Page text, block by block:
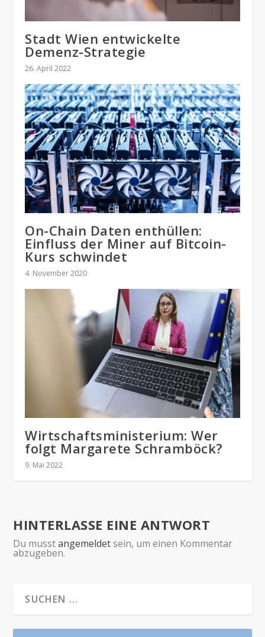
Stadt Wien entwickelte
Demenz-Strategie
26. April 2022
On-Chain Daten enthüllen:
Einfluss der Miner auf Bitcoin-
Kurs schwindet
4. November 2020
Wirtschaftsministerium: Wer
folgt Margarete Schramböck?
9. Mai 2022
HINTERLASSE EINE ANTWORT
Du musstangemeldetsein, um einen Kommentar
abzugeben.